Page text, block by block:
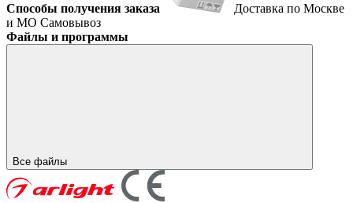
Способы получения заказа
Доставка по Москве
и МО Самовывоз
Файлы и программы
Все файлы